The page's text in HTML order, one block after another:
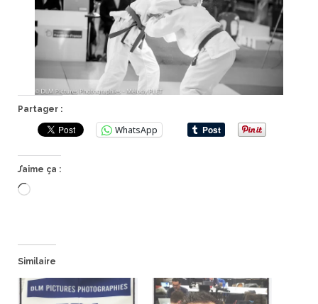
Partager :
WhatsApp
J’aime ça :
Chargement…
Similaire